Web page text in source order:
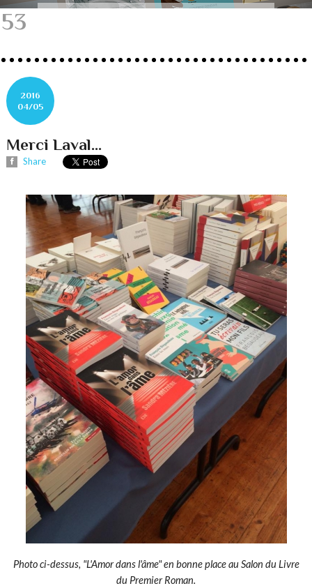
53
2016
04/05
Merci Laval...
Share
Photo ci-dessus, "L'Amor dans l'âme" en bonne place au Salon du Livre
du Premier Roman.